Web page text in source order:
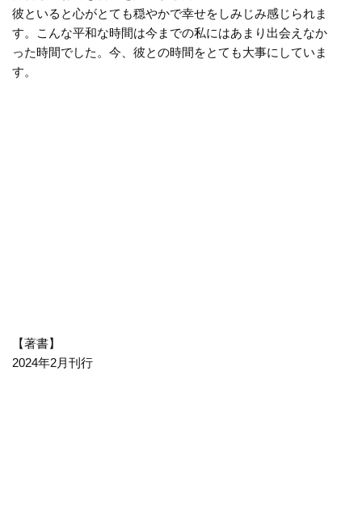
彼といると心がとても穏やかで幸せをしみじみ感じられま
す。こんな平和な時間は今までの私にはあまり出会えなか
った時間でした。今、彼との時間をとても大事にしていま
す。
【著書】
2024年2月刊行